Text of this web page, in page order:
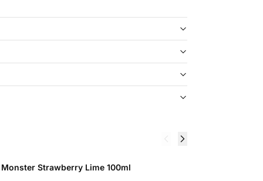
Strawberry Lime 100ml